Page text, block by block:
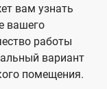
вам узнать
вашего
работы
вариант
помещения.